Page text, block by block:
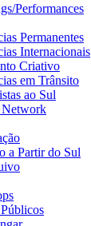
Performances
Permanentes
Internacionais
Criativo
em Trânsito
ao Sul
a Partir do Sul